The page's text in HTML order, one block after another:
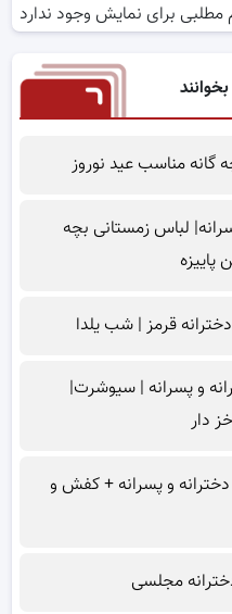
مطلبی برای نمایش وجود ندارد
مناسب عید نوروز
لباس زمستانی بچه
قرمز | شب یلدا
و پسرانه | سیوشرت|
دار
و پسرانه + کفش و
مجلسی